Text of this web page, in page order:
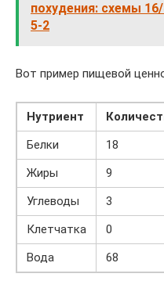
похудения: схемы
5-2
Вот пример пищевой
Нутриент
Белки
18
Жиры
9
Углеводы
3
Клетчатка
0
Вода
68